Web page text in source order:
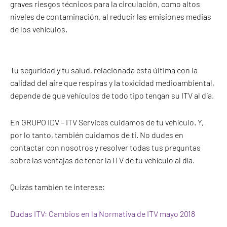
graves riesgos técnicos para la circulación, como altos
niveles de contaminación, al reducir las emisiones medias
de los vehículos.
Tu seguridad y tu salud, relacionada esta última con la
calidad del aire que respiras y la toxicidad medioambiental,
depende de que vehículos de todo tipo tengan su ITV al día.
En GRUPO IDV – ITV Services cuidamos de tu vehículo. Y,
por lo tanto, también cuidamos de ti. No dudes en
contactar con nosotros y resolver todas tus preguntas
sobre las ventajas de tener la ITV de tu vehículo al día.
Quizás también te interese:
Dudas ITV: Cambios en la Normativa de ITV mayo 2018